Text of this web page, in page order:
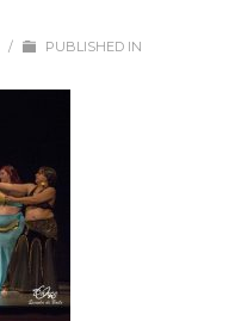
/ PUBLISHED IN